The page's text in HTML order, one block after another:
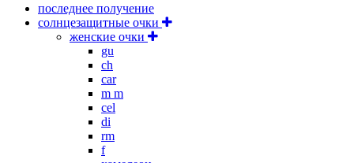
последнее получение
солнцезащитные очки
женские очки
gu
ch
car
m m
cel
di
rm
f